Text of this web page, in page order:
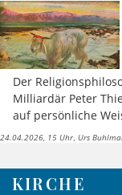
Der
Milliardär Peter
auf persönliche
24.04.2026, 15 Uhr Urs
KIRCHE